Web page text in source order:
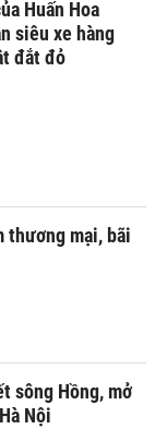
Huấn Hoa
siêu xe hàng
đắt đỏ
thương mại, bãi
sông Hồng, mở
Nội